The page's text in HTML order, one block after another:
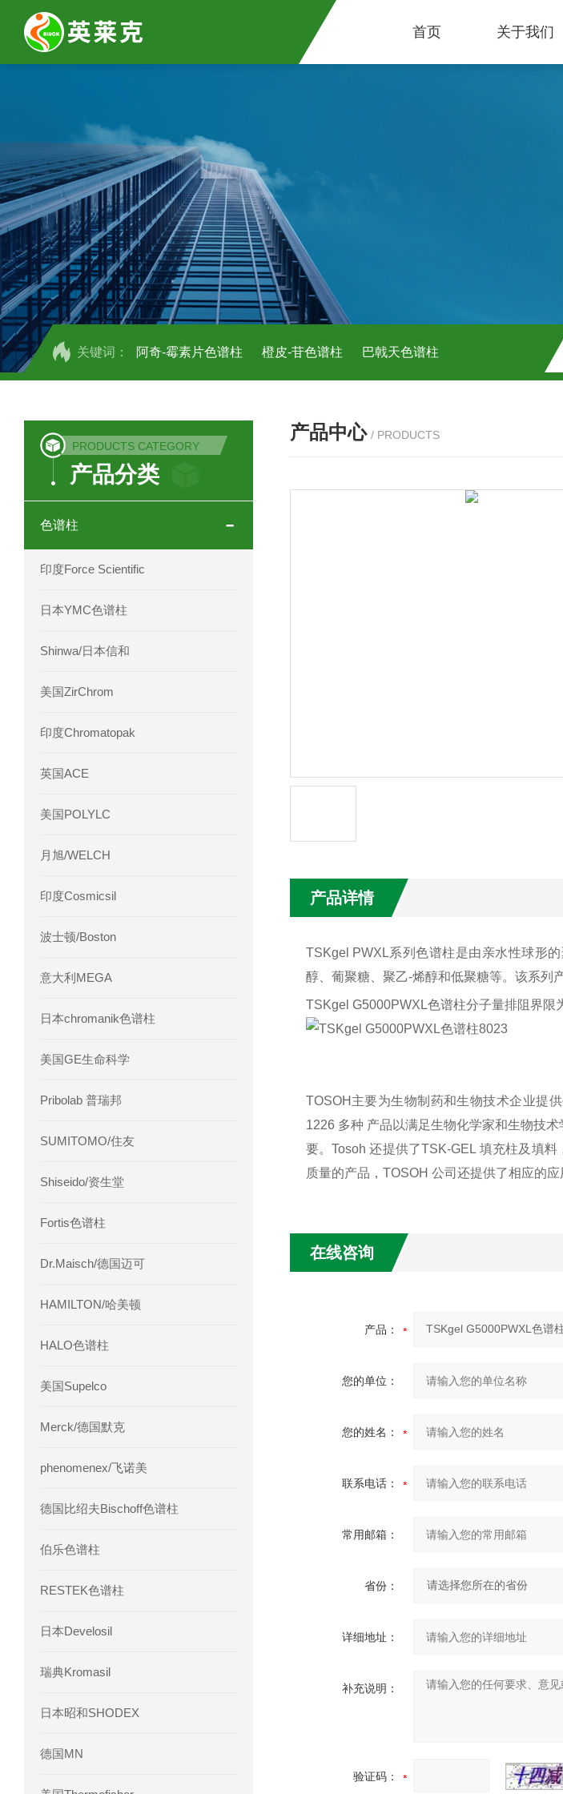
首页 关于我们
关键词： 阿奇-霉素片色谱柱 橙皮-苷色谱柱 巴戟天色谱柱
COSMOSIL 1.8PBr五溴苯基色谱柱 COSMOSIL 1.8PBr色谱柱
菟丝子 柠檬黄色谱柱
印度Force Scientific Rubitas色谱柱
PRODUCTS CATEGORY
产品分类
色谱柱
印度Force Scientific
日本YMC色谱柱
Shinwa/日本信和
美国ZirChrom
印度Chromatopak
英国ACE
美国POLYLC
月旭/WELCH
印度Cosmicsil
波士顿/Boston
意大利MEGA
日本chromanik色谱柱
美国GE生命科学
Pribolab 普瑞邦
SUMITOMO/住友
Shiseido/资生堂
Fortis色谱柱
Dr.Maisch/德国迈可
HAMILTON/哈美顿
HALO色谱柱
美国Supelco
Merck/德国默克
phenomenex/飞诺美
德国比绍夫Bischoff色谱柱
伯乐色谱柱
RESTEK色谱柱
日本Develosil
瑞典Kromasil
日本昭和SHODEX
德国MN
产品中心 / PRODUCTS
产品详情
TSKgel PWXL系列色谱柱是由亲水性球形
醇、葡聚糖、聚乙-烯醇和低聚糖等。该系列
TSKgel G5000PWXL色谱柱分子量排阻界限
TOSOH主要为生物制药和生物技术企业提
1226 多种 产品以满足生物化学家和生物技
要。Tosoh 还提供了TSK-GEL 填充柱及填
质量的产品，TOSOH 公司还提供了相应的应
在线咨询
产品：
您的单位：
您的姓名：
联系电话：
常用邮箱：
省份：
详细地址：
补充说明：
验证码：